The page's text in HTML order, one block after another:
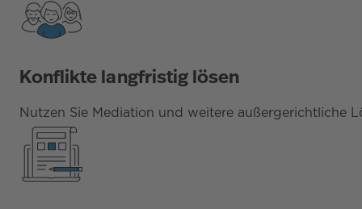
Konflikte langfristig lösen
Nutzen Sie Mediation und weitere außergerichtliche